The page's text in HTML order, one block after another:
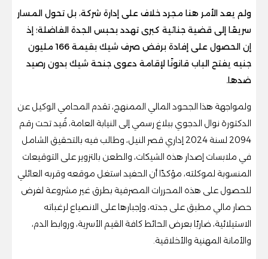
ولم يعد الأمر هنا مجرد خلاف على إدارة شركة، بل تحول المسار
سريعًا إلى قضية جنائية كبرى تهدد بحبس الجدة الفاضلة؛ إذ
إن الحصول على إفادة برفض صرف شيك بقيمة 166 مليون
جنيه يفتح الباب قانونًا لإقامة دعوى جنحة شيك بدون رصيد
ضدها.
ولمواجهة هذا الجحود المالي الممنهج، تقدم المحامي الوكيل عن
الدكتورة نوال الدجوي ببلاغ رسمي إلى النيابة العامة، قُيد تحت رقم
2094 لسنة 2024 إداري قصر النيل، وطالب فيه بالتحقيق الشامل
في ملابسات إصدار هذه الشيكات، والطعن بالتزوير على التوقيعات
المنسوبة لموكلته، مؤكدًا أن الحفيد استغل موقعه وقربه العائلي
للحصول على هذه المحررات المصرفية بطرق غير مشروعة لفرض
حصار مالي مطبق على جدته، وإجبارها على الانصياع لرغباته
الاستيلائية، ضاربًا بعرض الحائط كافة القيم الأسرية، وروابط الدم،
والأمانة المهنية والأخلاقية.